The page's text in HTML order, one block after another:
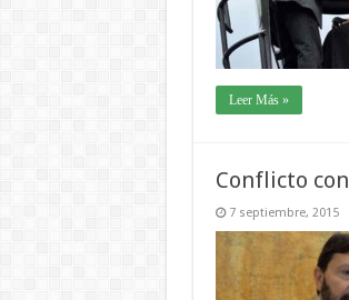
Leer Más »
Conflicto
7 septiembre, 2015